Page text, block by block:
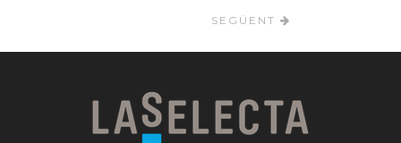
SEGÜENT